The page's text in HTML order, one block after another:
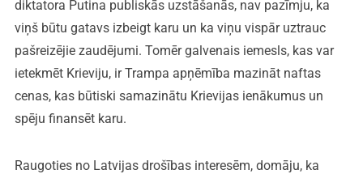
diktatora Putina publiskās uzstāšanās, nav pazīmju, ka
viņš būtu gatavs izbeigt karu un ka viņu vispār uztrauc
pašreizējie zaudējumi. Tomēr galvenais iemesls, kas var
ietekmēt Krieviju, ir Trampa apņēmība mazināt naftas
cenas, kas būtiski samazinātu Krievijas ienākumus un
spēju finansēt karu.
Raugoties no Latvijas drošības interesēm, domāju, ka